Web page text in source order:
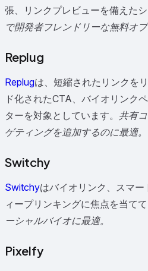
張、リンクプレビューを備えたシ
で開発者フレンドリーな無料オプ
Replug
Replugは、短縮されたリンクを
ド化されたCTA、バイオリンク
ターを対象としています。 共有
ゲティングを追加するのに最適。
Switchy
Switchyはバイオリンク、スマ
ィープリンキングに焦点を当てて
ーシャルバイオに最適。
Pixelfy